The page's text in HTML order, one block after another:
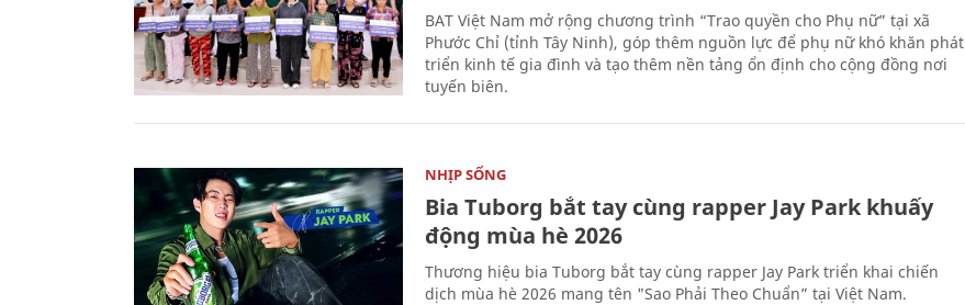
BAT Việt Nam mở rộng chương trình “Trao quyền cho Phụ nữ” tại xã
Phước Chỉ (tỉnh Tây Ninh), góp thêm nguồn lực để phụ nữ khó khăn phát
triển kinh tế gia đình và tạo thêm nền tảng ổn định cho cộng đồng nơi
tuyến biên.
NHỊP SỐNG
Bia Tuborg bắt tay cùng rapper Jay Park khuấy
động mùa hè 2026
Thương hiệu bia Tuborg bắt tay cùng rapper Jay Park triển khai chiến
dịch mùa hè 2026 mang tên "Sao Phải Theo Chuẩn” tại Việt Nam.